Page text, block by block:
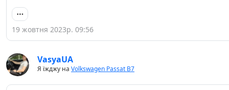
19 жовтня 2023р. 09:56
VasyaUA
Я їжджу на Volkswagen Passat B7